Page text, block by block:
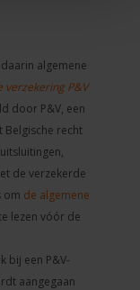
algemene
verzekering P&V
door P&V, een
Belgische recht
de verzekerde
om de algemene
lezen vóór de
bij een P&V-
aangegaan